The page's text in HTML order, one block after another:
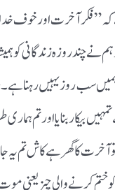
کہ ” فکر آخرت اورخوف
نے چندروزہ زندگانی کو
سب روز یہیں رہنا
تمہیں بیکار بنایا اور تم
تو آخرت کا گھر ہے کاش
ختم کرنے والی چیز یعنی